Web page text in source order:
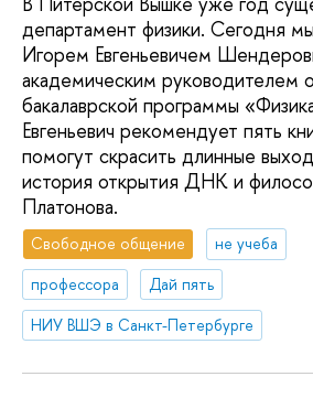
департамент физики. Сегодня
Игорем Евгеньевичем
академическим руководителем
бакалаврской программы
Евгеньевич рекомендует пять
помогут скрасить длинные
история открытия ДНК и
Платонова.
Свободное общение
не учеба
профессора
Дай пять
НИУ ВШЭ в Санкт-Петербурге